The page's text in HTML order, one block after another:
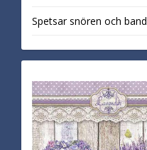
Spetsar snören och band